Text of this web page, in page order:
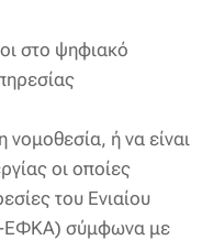
στο ψηφιακό
ή να είναι
οι οποίες
του Ενιαίου
ΕΦΚΑ) σύμφωνα με